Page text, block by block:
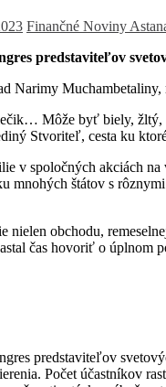
Finančné Noviny
predstaviteľov
Narimy
Môže byť biely, žltý,
Stvoriteľ, cesta ku
v spoločných akciách
mnohých štátov s
nielen obchodu,
čas hovoriť o
predstaviteľov
Počet účastníkov